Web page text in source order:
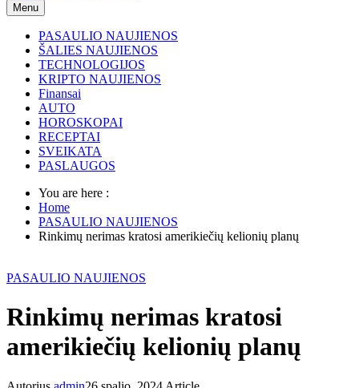
Menu
PASAULIO NAUJIENOS
ŠALIES NAUJIENOS
TECHNOLOGIJOS
KRIPTO NAUJIENOS
Finansai
AUTO
HOROSKOPAI
RECEPTAI
SVEIKATA
PASLAUGOS
You are here :
Home
PASAULIO NAUJIENOS
Rinkimų nerimas kratosi amerikiečių kelionių planų
PASAULIO NAUJIENOS
Rinkimų nerimas kratosi
amerikiečių kelionių planų